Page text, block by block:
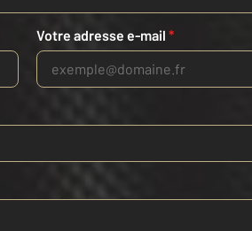
Votre adresse e-mail *